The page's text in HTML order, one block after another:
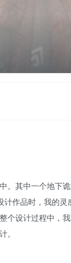
其中一个地下
作品时，我的
设计过程中，
。